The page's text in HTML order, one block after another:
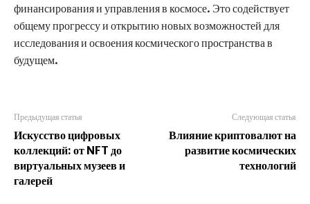
финансирования и управления в космосе. Это содействует
общему прогрессу и открытию новых возможностей для
исследования и освоения космического пространства в
будущем.
Предыдущая статья
Искусство цифровых
коллекций: от NFT до
виртуальных музеев и
галерей
Следующая статья
Влияние криптовалют на
развитие космических
технологий